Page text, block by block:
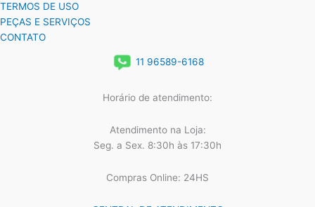
TERMOS DE USO
PEÇAS E SERVIÇOS
CONTATO
11 96589-6168
Horário de atendimento:
Atendimento na Loja:
Seg. a Sex. 8:30h às 17:30h
Compras Online: 24HS